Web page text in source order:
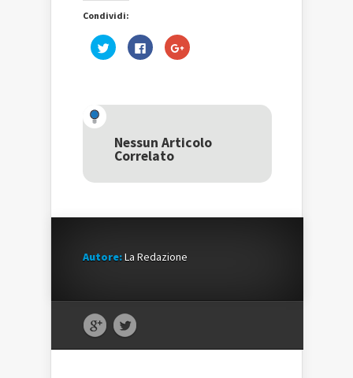
Condividi:
Fai
clic
una
nuova
finestra)
Fai
clic
nuova
finestra)
Fai
clic
una
nuova
Nessun Articolo
Correlato
Autore:La Redazione